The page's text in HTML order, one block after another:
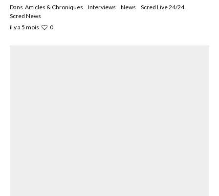
Dans Articles & Chroniques Interviews News
Scred Live 24/24
Scred News
il y a 5 mois
0